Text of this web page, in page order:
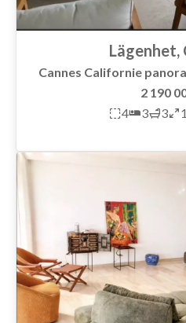
Lägenhet,
Cannes Californie
2 190
4
3 3